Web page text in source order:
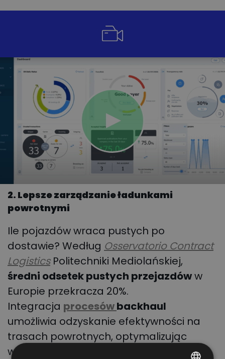
2. Lepsze zarządzanie ładunkami
powrotnymi
Ile pojazdów wraca pustych po
dostawie? Według Osservatorio Contract
LogisticsPolitechniki Mediolańskiej,
średni odsetek pustych przejazdóww
Europie przekracza 20%.
Integracja procesówbackhaul
umożliwia odzyskanie efektywności na
trasach powrotnych, optymalizując
wykorzystanie pojazdów.